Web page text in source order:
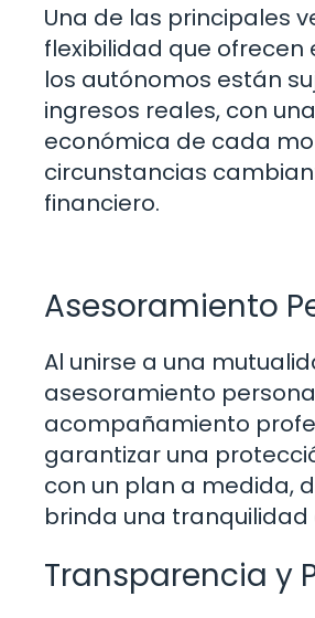
Una de las principales
flexibilidad que ofrecen
los autónomos están
ingresos reales, con
económica de cada
circunstancias
financiero.
Asesoramiento
Al unirse a una
asesoramiento
acompañamiento
garantizar una
con un plan a medida,
brinda una tranquilidad
Transparencia y